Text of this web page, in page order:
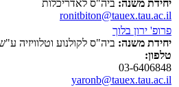
יחידת משנה: ביה"ס לאדריכלות
ronitbiton@tauex.tau.ac.il
פרופ' ירון בלוך
יחידת משנה: ביה"ס לקולנוע וטלוויזיה
טלפון:
03-6406848
yaronb@tauex.tau.ac.il